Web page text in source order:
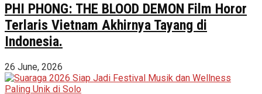
PHI PHONG: THE BLOOD DEMON Film Horor
Terlaris Vietnam Akhirnya Tayang di
Indonesia.
26 June, 2026